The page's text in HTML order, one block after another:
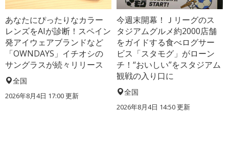
あなたにぴったりなカラー
レンズをAIが診断！スペイン
発アイウェアブランドなど
「OWNDAYS」イチオシの
サングラスが続々リリース
全国
2026年8月4日 17:00更新
今週末開幕！Ｊリーグのス
タジアムグルメ約2000店舗
をガイドする食べログサー
ビス「スタモグ」がローン
チ！“おいしい”をスタジアム
観戦の入り口に
全国
2026年8月4日 14:50更新